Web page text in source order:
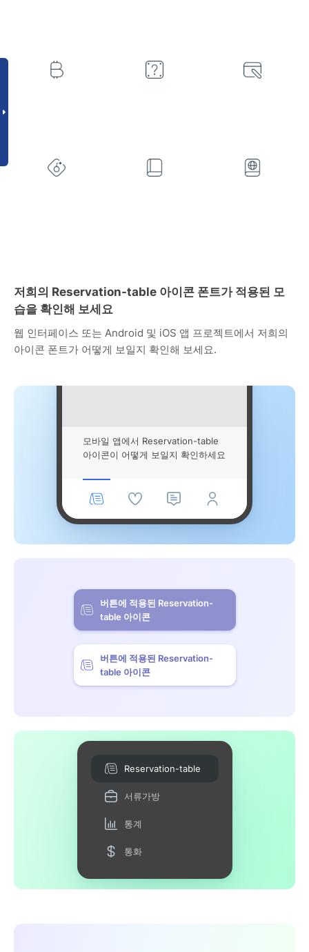
저희의 Reservation-table 아이콘 폰트가 적용된 모
습을 확인해 보세요
웹 인터페이스 또는 Android 및 iOS 앱 프로젝트에서 저희의
아이콘 폰트가 어떻게 보일지 확인해 보세요.
모바일 앱에서 Reservation-table
아이콘이 어떻게 보일지 확인하세요
버튼에 적용된 Reservation-
table 아이콘
버튼에 적용된 Reservation-
table 아이콘
Reservation-table
서류가방
통계
통화